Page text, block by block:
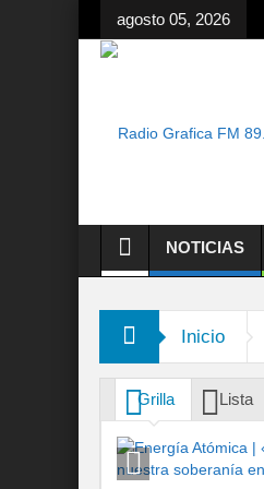
agosto 05, 2026
NOTICIAS
Inicio
Grilla Lista